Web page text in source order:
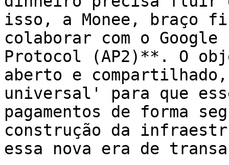
isso, a Monee, braço
colaborar com o Google
Protocol (AP2)**. O
aberto e
universal' para que
pagamentos de forma
construção da
essa nova era de